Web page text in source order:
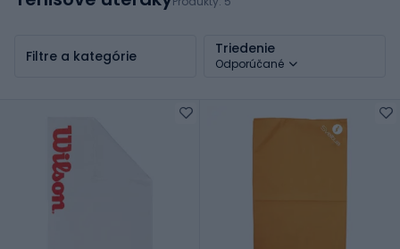
Filtre a kategórie Triedenie
Odporúčané